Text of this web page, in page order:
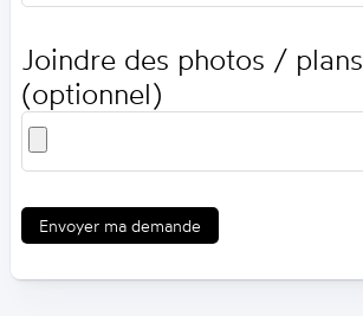
Joindre des photos / plans
(optionnel)
Envoyer ma demande